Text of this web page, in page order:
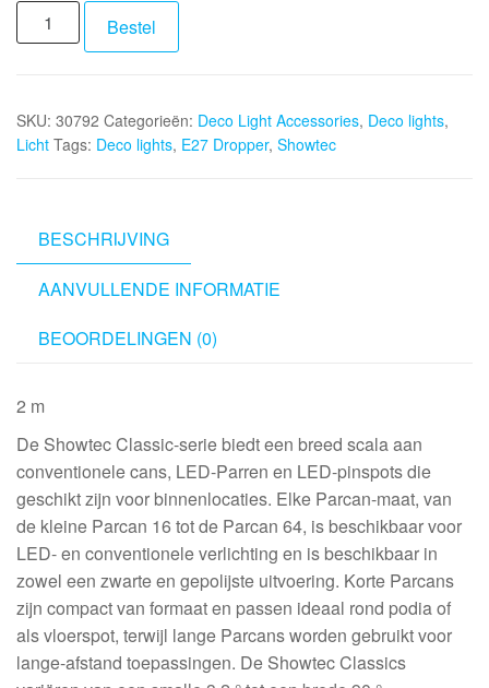
SHOWTEC
E27
Bestel
SKU: 30792 Categorieën: Deco Light Accessories, Deco lights,
Licht Tags: Deco lights, E27 Dropper, Showtec
BESCHRIJVING
AANVULLENDE INFORMATIE
BEOORDELINGEN (0)
2 m
De Showtec Classic-serie biedt een breed scala aan
conventionele cans, LED-Parren en LED-pinspots die
geschikt zijn voor binnenlocaties. Elke Parcan-maat, van
de kleine Parcan 16 tot de Parcan 64, is beschikbaar voor
LED- en conventionele verlichting en is beschikbaar in
zowel een zwarte en gepolijste uitvoering. Korte Parcans
zijn compact van formaat en passen ideaal rond podia of
als vloerspot, terwijl lange Parcans worden gebruikt voor
lange-afstand toepassingen. De Showtec Classics